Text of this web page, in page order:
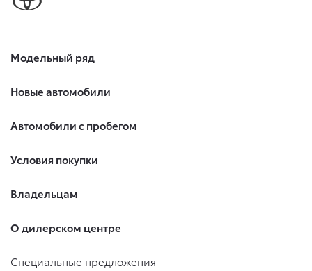
Модельный ряд
Новые автомобили
Автомобили с пробегом
Условия покупки
Владельцам
О дилерском центре
Специальные предложения